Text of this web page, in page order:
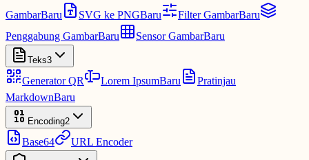
GambarBaru SVG ke PNGBaru Filter GambarBaru
Penggabung GambarBaru Sensor GambarBaru
Teks3
Generator QR Lorem IpsumBaru
Pratinjau
MarkdownBaru
Encoding2
Base64 URL Encoder